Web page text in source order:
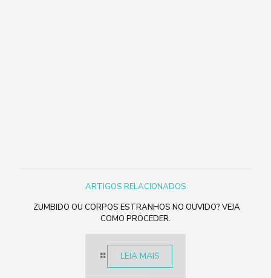
ARTIGOS RELACIONADOS
ZUMBIDO OU CORPOS ESTRANHOS NO OUVIDO? VEJA
COMO PROCEDER.
LEIA MAIS